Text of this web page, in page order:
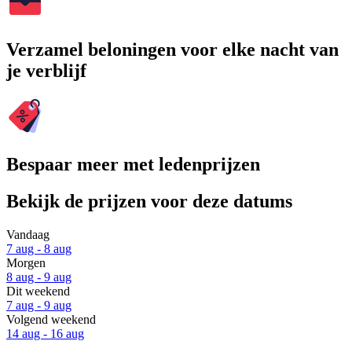
Verzamel beloningen voor elke nacht van
je verblijf
Bespaar meer met ledenprijzen
Bekijk de prijzen voor deze datums
Vandaag
7 aug - 8 aug
Morgen
8 aug - 9 aug
Dit weekend
7 aug - 9 aug
Volgend weekend
14 aug - 16 aug